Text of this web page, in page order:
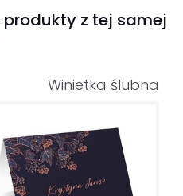
produkty z tej samej
Winietka ślubna